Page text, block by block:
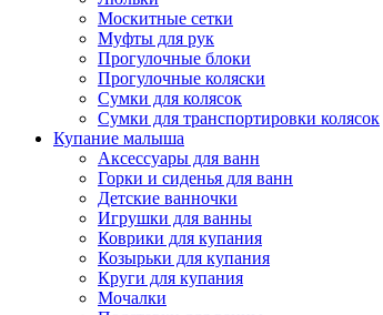
Москитные сетки
Муфты для рук
Прогулочные блоки
Прогулочные коляски
Сумки для колясок
Сумки для транспортировки колясок
Купание малыша
Аксессуары для ванн
Горки и сиденья для ванн
Детские ванночки
Игрушки для ванны
Коврики для купания
Козырьки для купания
Круги для купания
Мочалки